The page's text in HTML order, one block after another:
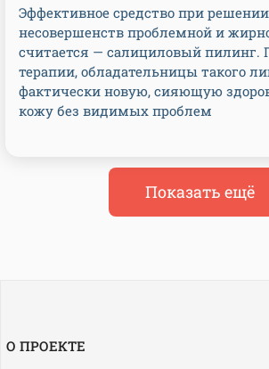
Эффективное средство при
несовершенств проблемной и
считается — салициловый пилинг.
терапии, обладательницы такого
фактически новую, сияющую
кожу без видимых проблем
Показать ещё
О ПРОЕКТЕ